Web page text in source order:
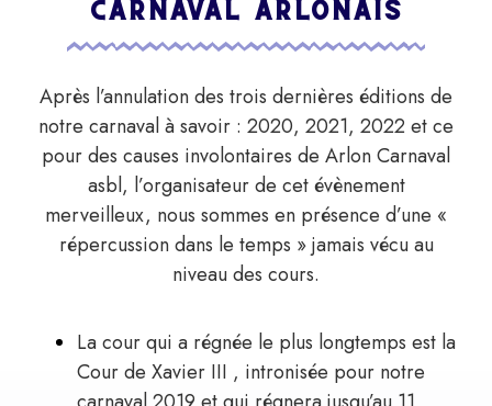
CARNAVAL ARLONAIS
Après l’annulation des trois dernières éditions de
notre carnaval à savoir : 2020, 2021, 2022 et ce
pour des causes involontaires de Arlon Carnaval
asbl, l’organisateur de cet évènement
merveilleux, nous sommes en présence d’une «
répercussion dans le temps » jamais vécu au
niveau des cours.
La cour qui a régnée le plus longtemps est la
Cour de Xavier III , intronisée pour notre